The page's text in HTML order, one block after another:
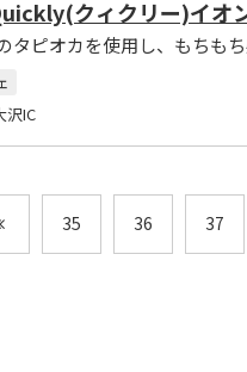
クィクリー)イオ
タピオカを使用し、もちも
IC
35 36 37